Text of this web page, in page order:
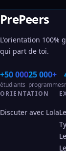
PrePeers
L'orientation 100%
qui part de toi.
+50 000
étudiants
25 000+
programmes
ORIENTATION
Discuter avec Lola